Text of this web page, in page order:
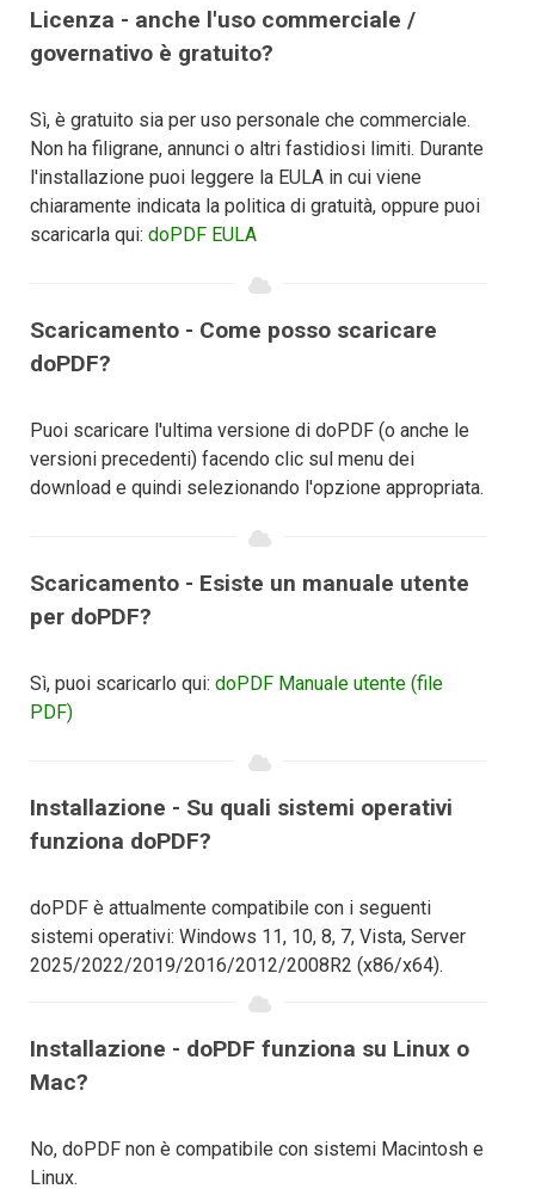
Licenza - anche l'uso commerciale /
governativo è gratuito?
Sì, è gratuito sia per uso personale che commerciale.
Non ha filigrane, annunci o altri fastidiosi limiti. Durante
l'installazione puoi leggere la EULA in cui viene
chiaramente indicata la politica di gratuità, oppure puoi
scaricarla qui: doPDF EULA
Scaricamento - Come posso scaricare
doPDF?
Puoi scaricare l'ultima versione di doPDF (o anche le
versioni precedenti) facendo clic sul menu dei
download e quindi selezionando l'opzione appropriata.
Scaricamento - Esiste un manuale utente
per doPDF?
Sì, puoi scaricarlo qui: doPDF Manuale utente (file
PDF)
Installazione - Su quali sistemi operativi
funziona doPDF?
doPDF è attualmente compatibile con i seguenti
sistemi operativi: Windows 11, 10, 8, 7, Vista, Server
2025/2022/2019/2016/2012/2008R2 (x86/x64).
Installazione - doPDF funziona su Linux o
Mac?
No, doPDF non è compatibile con sistemi Macintosh e
Linux.